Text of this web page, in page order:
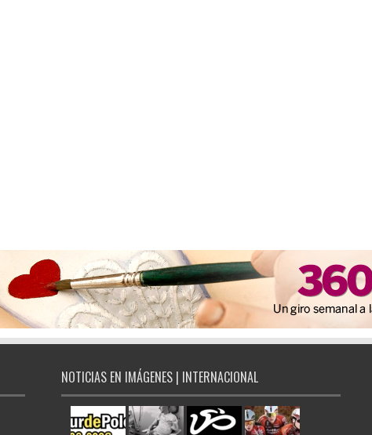
NOTICIAS EN IMÁGENES | INTERNACIONAL